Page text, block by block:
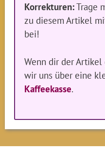
Korrekturen:Trage
zu diesem Artikel
bei!
Wenn dir der
wir uns über eine
Kaffeekasse.